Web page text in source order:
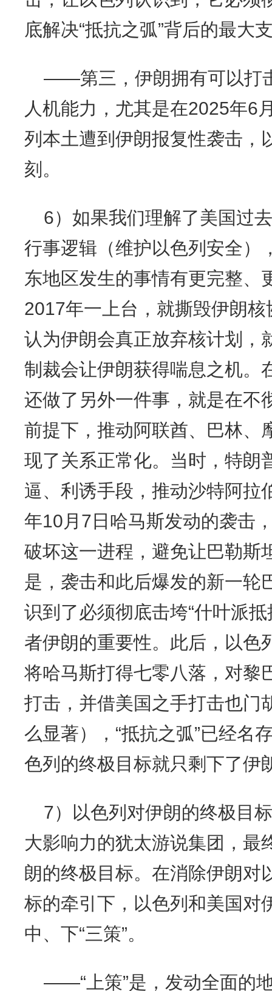
底解决“抵抗之弧”背后的最大
——第三，伊朗拥有可以打
人机能力，尤其是在2025年6
列本土遭到伊朗报复性袭击，
刻。
6）如果我们理解了美国过
行事逻辑（维护以色列安全）
东地区发生的事情有更完整、
2017年一上台，就撕毁伊朗
认为伊朗会真正放弃核计划，
制裁会让伊朗获得喘息之机。
还做了另外一件事，就是在不
前提下，推动阿联酋、巴林、
现了关系正常化。当时，特朗
逼、利诱手段，推动沙特阿拉
年10月7日哈马斯发动的袭击
破坏这一进程，避免让巴勒斯
是，袭击和此后爆发的新一轮
识到了必须彻底击垮“什叶派
者伊朗的重要性。此后，以色
将哈马斯打得七零八落，对黎
打击，并借美国之手打击也门
么显著），“抵抗之弧”已经名
色列的终极目标就只剩下了伊
7）以色列对伊朗的终极目
大影响力的犹太游说集团，最
朗的终极目标。在消除伊朗对
标的牵引下，以色列和美国对
中、下“三策”。
——“上策”是，发动全面的